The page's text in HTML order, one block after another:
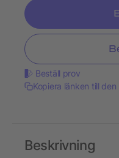
Beställ prov
Kopiera länken till
Beskrivning